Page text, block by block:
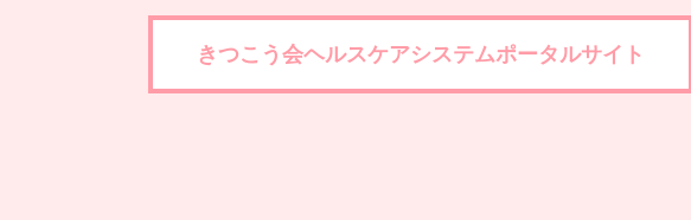
きつこう会ヘルスケアシステムポータルサイト